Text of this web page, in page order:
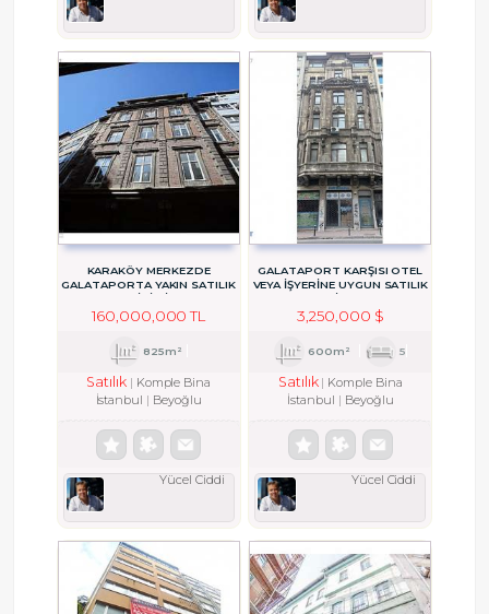
KARAKÖY MERKEZDE
GALATAPORTA YAKIN SATILIK
TARİHİ BİNA
160,000,000 TL
825m²
Satılık
Komple Bina
İstanbul
Beyoğlu
Yücel Ciddi
GALATAPORT KARŞISI OTEL
VEYA İŞYERİNE UYGUN SATILIK
BİNA
3,250,000 $
600m² 5
Satılık
Komple Bina
İstanbul
Beyoğlu
Yücel Ciddi